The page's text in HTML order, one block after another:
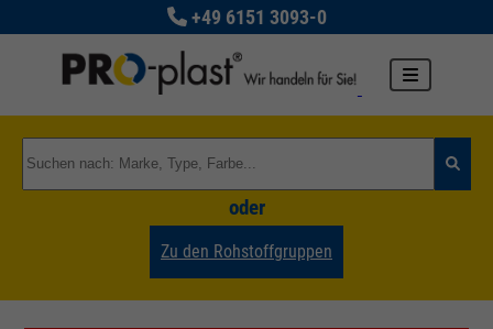
+49 6151 3093-0
oder
Zu den Rohstoffgruppen